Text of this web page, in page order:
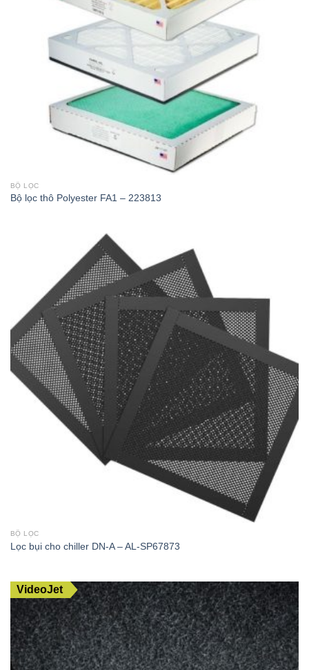
BỘ LỌC
Bộ lọc thô Polyester FA1 – 223813
BỘ LỌC
Lọc bụi cho chiller DN-A – AL-SP67873
VideoJet